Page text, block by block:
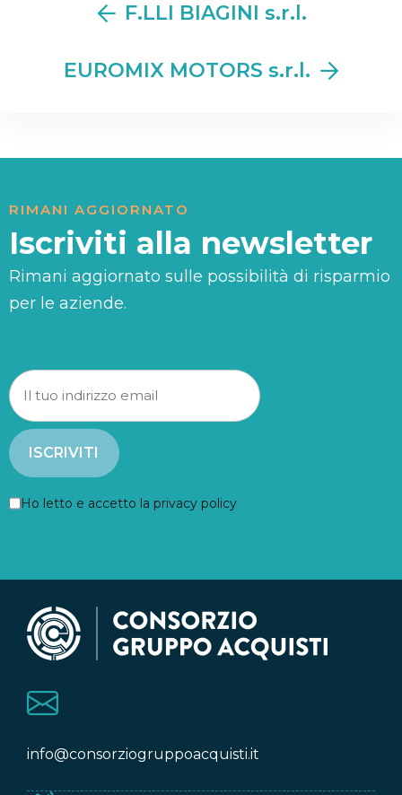
F.LLI BIAGINI s.r.l.
EUROMIX MOTORS s.r.l.
RIMANI AGGIORNATO
Iscriviti alla newsletter
Rimani aggiornato sulle possibilità di risparmio
per le aziende.
Ho letto e accetto la privacy policy
info@consorziogruppoacquisti.it